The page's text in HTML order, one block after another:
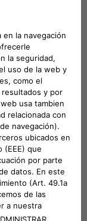
de
el tratamiento